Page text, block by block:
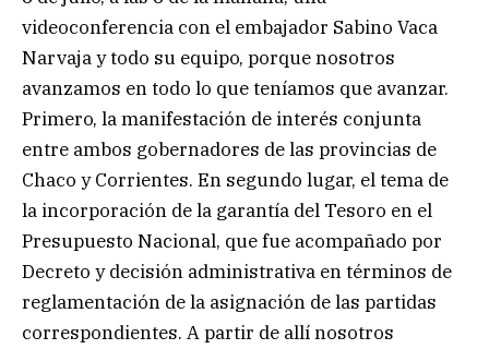
videoconferencia con el embajador Sabino Vaca
Narvaja y todo su equipo, porque nosotros
avanzamos en todo lo que teníamos que avanzar.
Primero, la manifestación de interés conjunta
entre ambos gobernadores de las provincias de
Chaco y Corrientes. En segundo lugar, el tema de
la incorporación de la garantía del Tesoro en el
Presupuesto Nacional, que fue acompañado por
Decreto y decisión administrativa en términos de
reglamentación de la asignación de las partidas
correspondientes. A partir de allí nosotros